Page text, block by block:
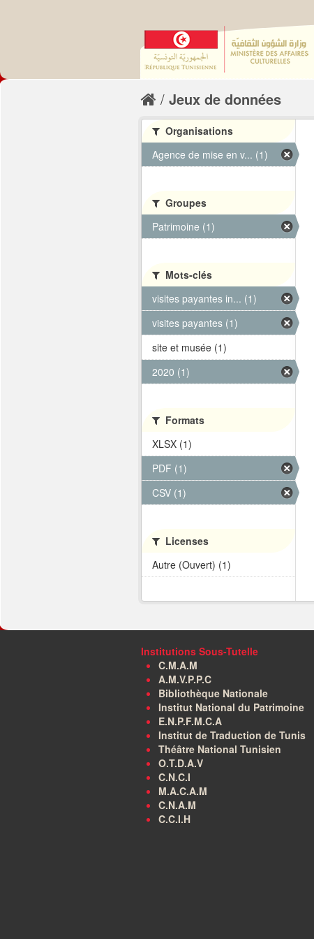
Jeux de données
Organisations
Agence de mise en v... (1)
Groupes
Patrimoine (1)
Mots-clés
visites payantes in... (1)
visites payantes (1)
site et musée (1)
2020 (1)
Formats
XLSX (1)
PDF (1)
CSV (1)
Licenses
Autre (Ouvert) (1)
Institutions Sous-Tutelle
C.M.A.M
A.M.V.P.P.C
Bibliothèque Nationale
Institut National du Patrimoine
E.N.P.F.M.C.A
Institut de Traduction de Tunis
Théâtre National Tunisien
O.T.D.A.V
C.N.C.I
M.A.C.A.M
C.N.A.M
C.C.I.H